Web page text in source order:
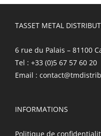
TASSET METAL
6 rue du Palais – 81100
Tel : +33 (0)5 67 57 60 20
Email :
INFORMATIONS
Politique de